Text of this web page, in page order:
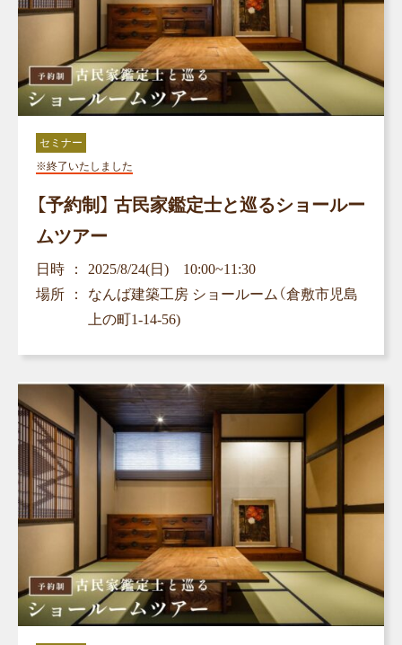
セミナー
※終了いたしました
【予約制】 古民家鑑定士と巡るショールー
ムツアー
日時
2025/8/24(日) 10:00~11:30
場所
なんば建築工房 ショールーム（倉敷市児島
上の町1-14-56)